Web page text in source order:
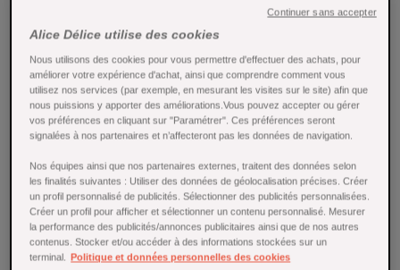
35,00 € Ajouter au panier
30,00 €
Alice Délice utilise des cookies
Nous utilisons des cookies pour vous permettre d'effectuer des achats, pour
améliorer votre expérience d'achat, ainsi que comprendre comment vous
utilisez nos services (par exemple, en mesurant les visites sur le site) afin que
nous puissions y apporter des améliorations.Vous pouvez accepter ou gérer
vos préférences en cliquant sur "Paramétrer". Ces préférences seront
signalées à nos partenaires et n’affecteront pas les données de navigation.
Nos équipes ainsi que nos partenaires externes, traitent des données selon
les finalités suivantes : Utiliser des données de géolocalisation précises. Créer
un profil personnalisé de publicités. Sélectionner des publicités personnalisées.
Créer un profil pour afficher et sélectionner un contenu personnalisé. Mesurer
la performance des publicités/annonces publicitaires ainsi que de nos autres
contenus. Stocker et/ou accéder à des informations stockées sur un
terminal.
Politique et données personnelles des cookies
Continuer sans accepter